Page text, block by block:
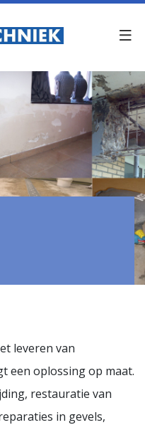
leveren van
een oplossing op maat.
restauratie van
in gevels,